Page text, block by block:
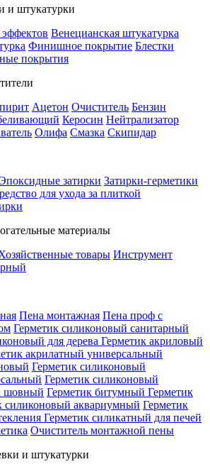
и штукатурки
Венецианская штукатурка
Финишное покрытие Блестки
покрытия
Ацетон Очиститель Бензин
Керосин Нейтрализатор
Олифа Смазка Скипидар
затирки Затирки-герметики
для ухода за плиткой
материалы
товары Инструмент
Пена монтажная Пена проф с
Герметик силиконовый санитарный
для дерева Герметик акриловый
акрилатный универсальный
Герметик силиконовый
Герметик силиконовый
шовный Герметик битумный Герметик
силиконовый аквариумный Герметик
Герметик силикатный для печей
Очиститель монтажной пены
и штукатурки